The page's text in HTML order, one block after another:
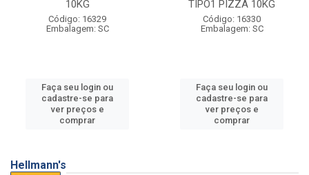
10KG
Código: 16329
Embalagem: SC
Faça seu login ou
cadastre-se para
ver preços e
comprar
TIPO1 PIZZA 10KG
Código: 16330
Embalagem: SC
Faça seu login ou
cadastre-se para
ver preços e
comprar
Hellmann's